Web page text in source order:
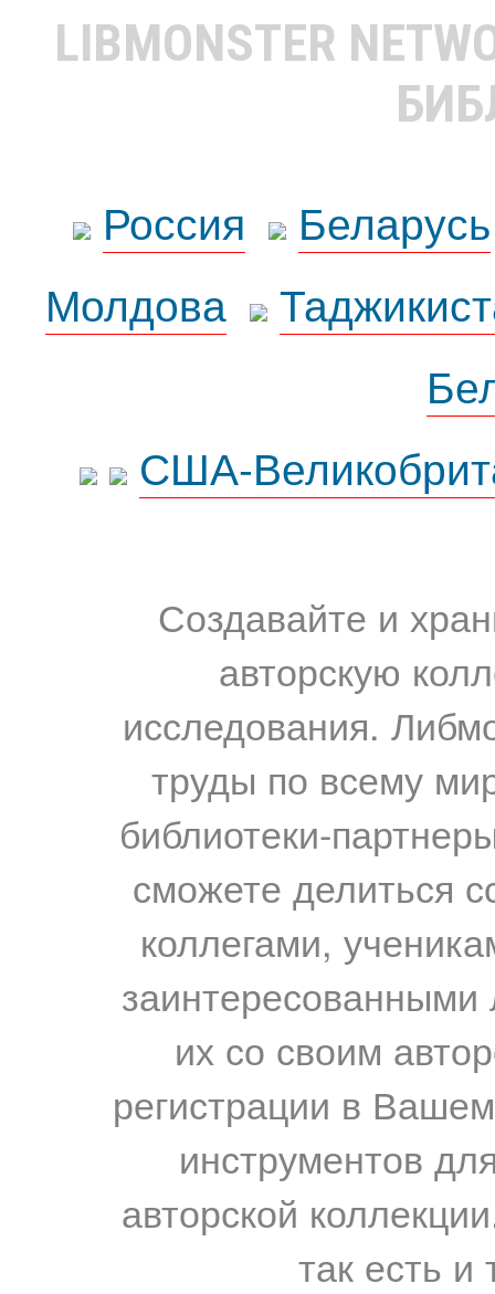
LIBMONSTER
Россия
Беларусь
Молдова
США-
Создавайте и
авторскую
исследования.
труды по всему
библиотеки-
сможете делиться
коллегами,
их со своим
регистрации в
инструментов
авторской
так есть и